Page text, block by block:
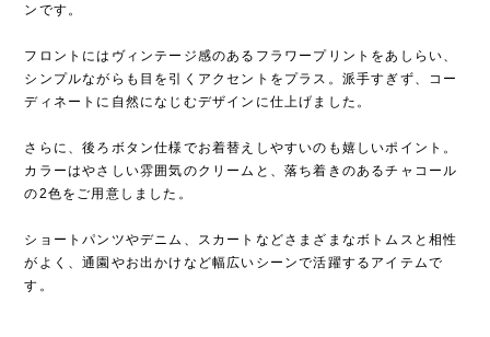
ンです。
フロントにはヴィンテージ感のあるフラワープリントをあしらい、
シンプルながらも目を引くアクセントをプラス。派手すぎず、コー
ディネートに自然になじむデザインに仕上げました。
さらに、後ろボタン仕様でお着替えしやすいのも嬉しいポイント。
カラーはやさしい雰囲気のクリームと、落ち着きのあるチャコール
の2色をご用意しました。
ショートパンツやデニム、スカートなどさまざまなボトムスと相性
がよく、通園やお出かけなど幅広いシーンで活躍するアイテムで
す。